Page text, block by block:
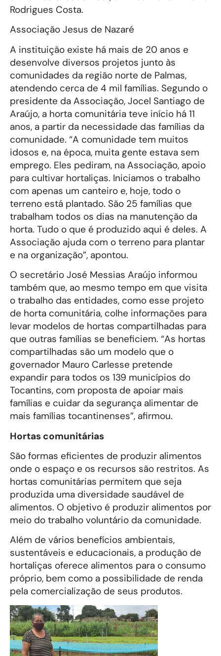
Rodrigues Costa.
Associação Jesus de Nazaré
A instituição existe há mais de 20 anos e
desenvolve diversos projetos junto às
comunidades da região norte de Palmas,
atendendo cerca de 4 mil famílias. Segundo o
presidente da Associação, Jocel Santiago de
Araújo, a horta comunitária teve início há 11
anos, a partir da necessidade das famílias da
comunidade. “A comunidade tem muitos
idosos e, na época, muita gente estava sem
emprego. Eles pediram, na Associação, apoio
para cultivar hortaliças. Iniciamos o trabalho
com apenas um canteiro e, hoje, todo o
terreno está plantado. São 25 famílias que
trabalham todos os dias na manutenção da
horta. Tudo o que é produzido aqui é deles. A
Associação ajuda com o terreno para plantar
e na organização”, apontou.
O secretário José Messias Araújo informou
também que, ao mesmo tempo em que visita
o trabalho das entidades, como esse projeto
de horta comunitária, colhe informações para
levar modelos de hortas compartilhadas para
que outras famílias se beneficiem. “As hortas
compartilhadas são um modelo que o
governador Mauro Carlesse pretende
expandir para todos os 139 municípios do
Tocantins, com proposta de apoiar mais
famílias e cuidar da segurança alimentar de
mais famílias tocantinenses”, afirmou.
Hortas comunitárias
São formas eficientes de produzir alimentos
onde o espaço e os recursos são restritos. As
hortas comunitárias permitem que seja
produzida uma diversidade saudável de
alimentos. O objetivo é produzir alimentos por
meio do trabalho voluntário da comunidade.
Além de vários benefícios ambientais,
sustentáveis e educacionais, a produção de
hortaliças oferece alimentos para o consumo
próprio, bem como a possibilidade de renda
pela comercialização de seus produtos.